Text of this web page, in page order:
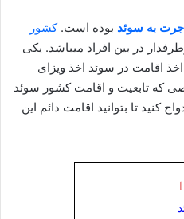
به سوئد بوده است.کشور
در بین افراد میباشد. یکی
اقامت در سوئد اخذ ویزای
که تابعیت و اقامت کشور سوئد
کنید تا بتوانید اقامت دائم این